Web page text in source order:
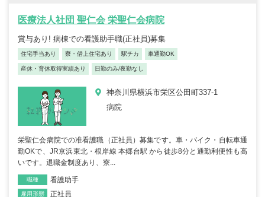
医療法人社団 聖仁会 栄聖仁会病院
賞与あり! 病棟での看護助手職(正社員)募集
住宅手当あり 寮・借上住宅あり 駅チカ 車通勤OK
産休・育休取得実績あり 日勤のみ/夜勤なし
神奈川県横浜市栄区公田町337-1
病院
栄聖仁会病院での准看護職（正社員）募集です。車・バイク・自転車通
勤OKで、JR京浜東北・根岸線 本郷台駅 から徒歩8分と通勤利便性も高
いです。退職金制度あり、寮...
職種 看護助手
雇用形態 正社員